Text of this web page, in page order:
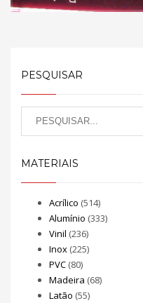
PESQUISAR
MATERIAIS
Acrílico (514)
Alumínio (333)
Vinil (236)
Inox (225)
PVC (80)
Madeira (68)
Latão (55)